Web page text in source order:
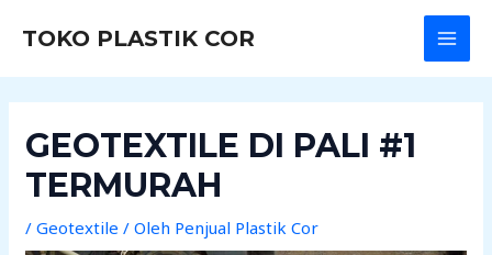
TOKO PLASTIK COR
GEOTEXTILE DI PALI #1
TERMURAH
/Geotextile / Oleh Penjual Plastik Cor
navigation